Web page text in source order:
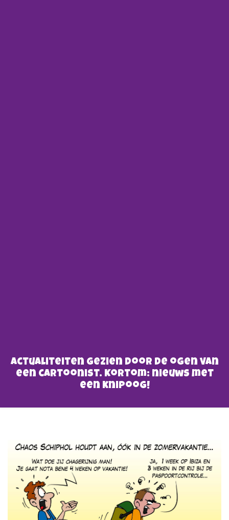
Actualiteiten gezien door de ogen van
een cartoonist. Kortom: nieuws met
een knipoog!